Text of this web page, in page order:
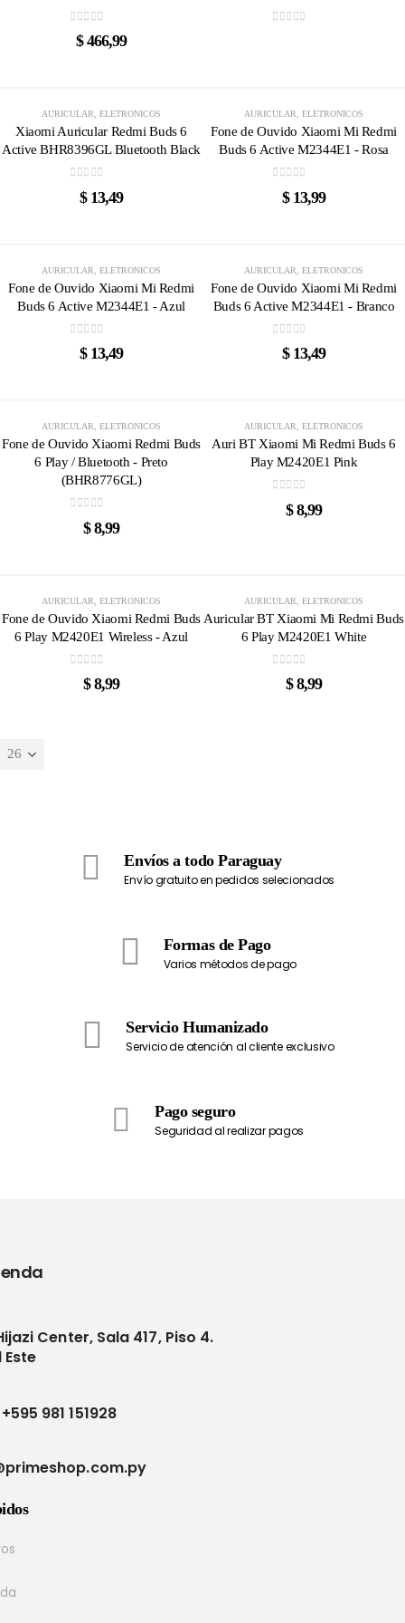
out of 5
$466,99
AURICULAR, ELETRONICOS
Xiaomi Auricular Redmi Buds 6
Active BHR8396GL Bluetooth Black
out of 5
$13,49
AURICULAR, ELETRONICOS
Fone de Ouvido Xiaomi Mi Redmi
Buds 6 Active M2344E1 - Rosa
out of 5
$13,99
AURICULAR ELETRONICOS
Fone de Ouvido Xiaomi Mi Redmi
Buds 6 Active M2344E1 - Azul
out of 5
$13,49
AURICULAR ELETRONICOS
Fone de Ouvido Xiaomi Mi Redmi
Buds 6 Active M2344E1 - Branco
out of 5
$13,49
AURICULAR ELETRONICOS
Fone de Ouvido Xiaomi Redmi Buds
6 Play / Bluetooth - Preto
(BHR8776GL)
out of 5
$8,99
AURICULAR ELETRONICOS
Auri BT Xiaomi Mi Redmi Buds 6
Play M2420E1 Pink
out of 5
$8,99
AURICULAR ELETRONICOS
Fone de Ouvido Xiaomi Redmi Buds
6 Play M2420E1 Wireless - Azul
out of 5
$8,99
AURICULAR ELETRONICOS
Auricular BT Xiaomi Mi Redmi Buds
6 Play M2420E1 White
out of 5
$8,99
Envíos a todo Paraguay
Envío gratuito en pedidos selecionados
Formas de Pago
Varios métodos de pago
Servicio Humanizado
Servicio de atención al cliente exclusivo
Pago seguro
Seguridad al realizar pagos
Center, Sala 417, Piso 4.
981 151928